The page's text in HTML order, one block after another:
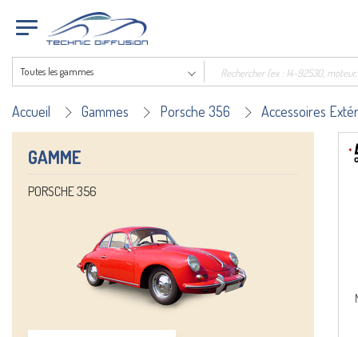
Toutes les gammes
Accueil Gammes Porsche 356 Accessoires
GAMME
PORSCHE 356